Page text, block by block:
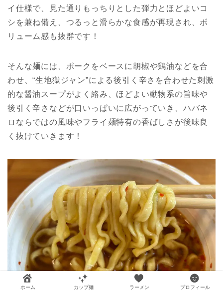
イ仕様で、見た通りもっちりとした弾力とほどよいコ
シを兼ね備え、つるっと滑らかな食感が再現され、ボ
リューム感も抜群です！
そんな麺には、ポークをベースに胡椒や鶏油などを合
わせ、“生地獄ジャン”による後引く辛さを合わせた刺激
的な醤油スープがよく絡み、ほどよい動物系の旨味や
後引く辛さなどが口いっぱいに広がっていき、ハバネ
ロならではの風味やフライ麺特有の香ばしさが後味良
く抜けていきます！
ホーム カップ麺 ラーメン プロフィール